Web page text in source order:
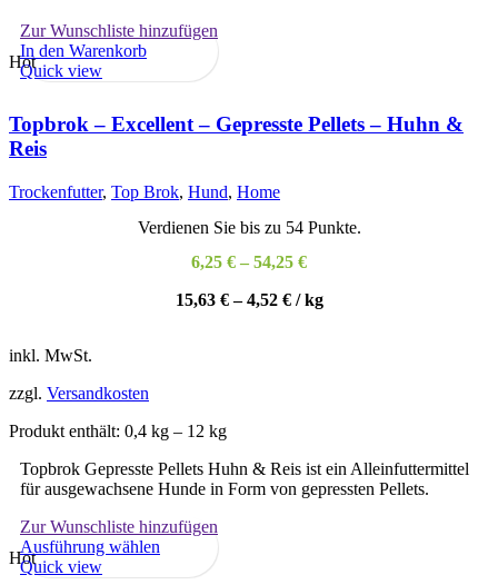
Zur Wunschliste hinzufügen
In den Warenkorb
Quick view
Hot
Topbrok – Excellent – Gepresste Pellets – Huhn &
Reis
Trockenfutter, Top Brok, Hund, Home
Verdienen Sie bis zu 54 Punkte.
6,25 € – 54,25 €
15,63 €–4,52 €/kg
inkl. MwSt.
zzgl. Versandkosten
Produkt enthält: 0,4 kg – 12 kg
Topbrok Gepresste Pellets Huhn & Reis ist ein Alleinfuttermittel
für ausgewachsene Hunde in Form von gepressten Pellets.
Zur Wunschliste hinzufügen
Ausführung wählen
Quick view
Hot